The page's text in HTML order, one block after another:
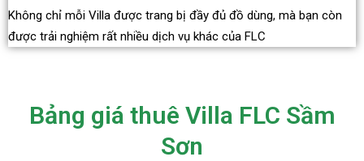
Không chỉ mỗi Villa được trang bị đầy đủ đồ dùng, mà bạn còn
được trải nghiệm rất nhiều dịch vụ khác của FLC
Bảng giá thuê Villa FLC Sầm
Sơn